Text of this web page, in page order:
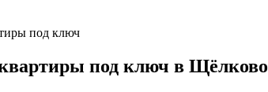
под ключ
под ключ в Щёлково